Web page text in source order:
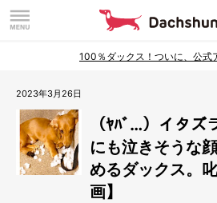
100％ダックス！ついに、公式
2023年3月26日
（ﾔﾊﾞ…）イタズ
にも泣きそうな
めるダックス。
画】